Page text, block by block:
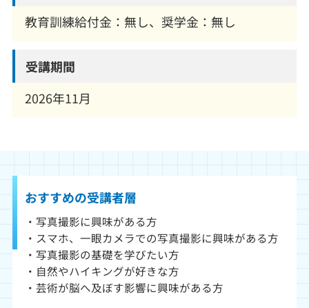
教育訓練給付金：無し、奨学金：無し
受講期間
2026年11月
おすすめの受講者層
・写真撮影に興味がある方
・スマホ、一眼カメラでの写真撮影に興味がある方
・写真撮影の基礎を学びたい方
・自然やハイキングが好きな方
・芸術が脳へ及ぼす影響に興味がある方